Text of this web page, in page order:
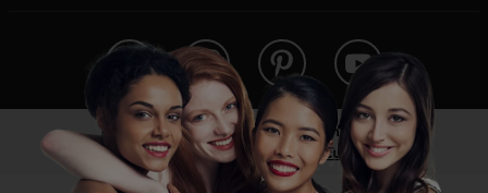
Vous n’êtes pas un professionnel ?
Visitez notre site pour les particuliers!